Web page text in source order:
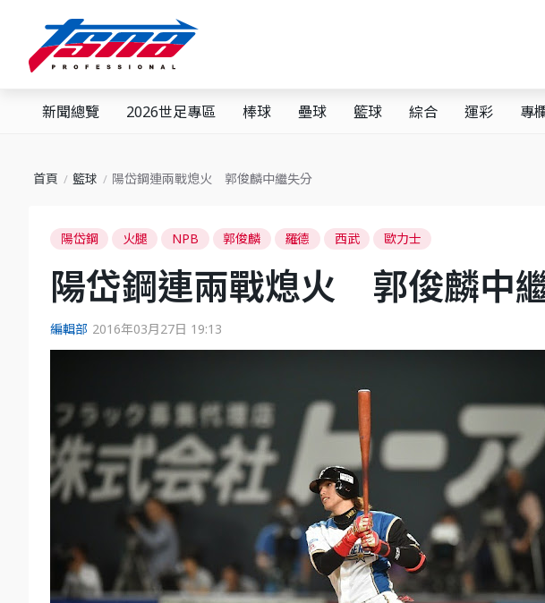
新聞總覽 2026世足專區 棒球 壘球 籃球 綜合 運彩 專
首頁 籃球 陽岱鋼連兩戰熄火 郭俊麟中繼失分
陽岱鋼 火腿 NPB 郭俊麟 羅德 西武 歐力士
陽岱鋼連兩戰熄火 郭俊麟中
編輯部 2016年03月27日 19:13